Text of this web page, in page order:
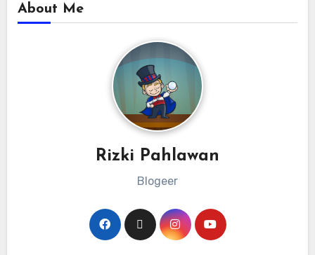
About Me
Rizki Pahlawan
Blogeer